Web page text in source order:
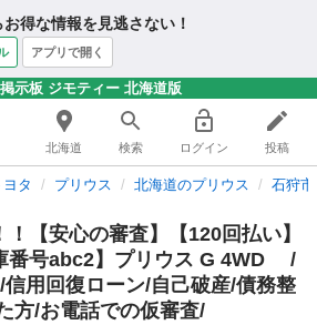
得な情報を見逃さない！
アプリで開く
示板 ジモティー 北海道版
北海道 検索 ログイン 投稿
ヨタ プリウス 北海道のプリウス 石狩
【安心の審査】【120回払い】
番号abc2】プリウス G 4WD /
信用回復ローン/自己破産/債務整
方/お電話での仮審査/